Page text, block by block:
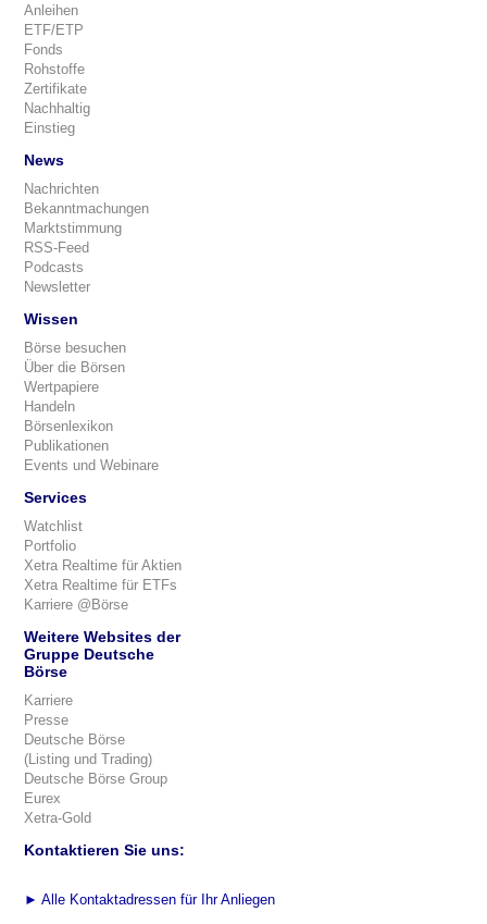
Anleihen
ETF/ETP
Fonds
Rohstoffe
Zertifikate
Nachhaltig
Einstieg
News
Nachrichten
Bekanntmachungen
Marktstimmung
RSS-Feed
Podcasts
Newsletter
Wissen
Börse besuchen
Über die Börsen
Wertpapiere
Handeln
Börsenlexikon
Publikationen
Events und Webinare
Services
Watchlist
Portfolio
Xetra Realtime für Aktien
Xetra Realtime für ETFs
Karriere @Börse
Weitere Websites der
Gruppe Deutsche
Börse
Karriere
Presse
Deutsche Börse
(Listing und Trading)
Deutsche Börse Group
Eurex
Xetra-Gold
Kontaktieren Sie uns:
► Alle Kontaktadressen für Ihr Anliegen